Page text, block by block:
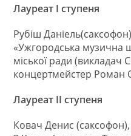
Лауреат І ступеня
Рубіш
«Ужгородська музична
міської ради
концертмейстер Роман
Лауреат ІІ ступеня
Ковач Денис